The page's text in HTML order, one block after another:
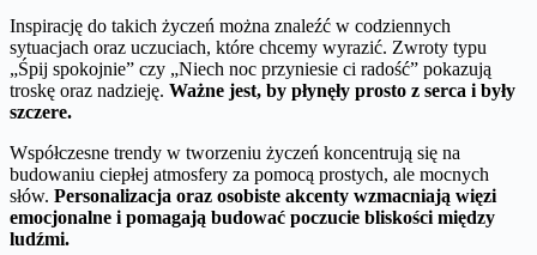
Inspirację do takich życzeń można znaleźć w codziennych
sytuacjach oraz uczuciach, które chcemy wyrazić. Zwroty typu
„Śpij spokojnie” czy „Niech noc przyniesie ci radość” pokazują
troskę oraz nadzieję. Ważne jest, by płynęły prosto z serca i były
szczere.
Współczesne trendy w tworzeniu życzeń koncentrują się na
budowaniu ciepłej atmosfery za pomocą prostych, ale mocnych
słów. Personalizacja oraz osobiste akcenty wzmacniają więzi
emocjonalne i pomagają budować poczucie bliskości między
ludźmi.